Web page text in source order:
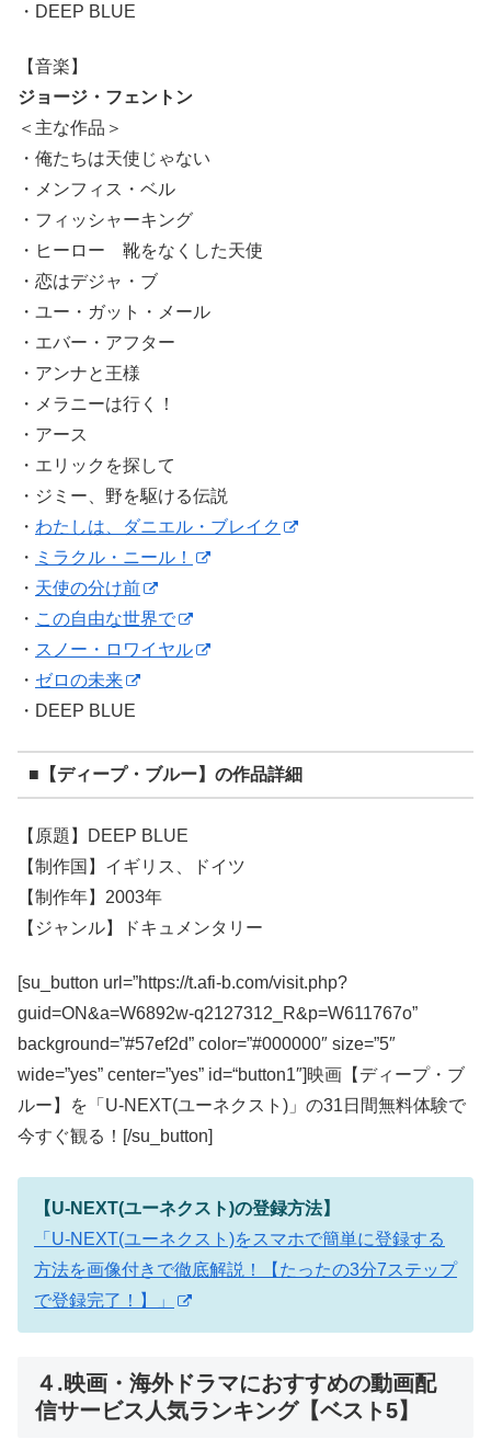
・DEEP BLUE
【音楽】
ジョージ・フェントン
＜主な作品＞
・俺たちは天使じゃない
・メンフィス・ベル
・フィッシャーキング
・ヒーロー 靴をなくした天使
・恋はデジャ・ブ
・ユー・ガット・メール
・エバー・アフター
・アンナと王様
・メラニーは行く！
・アース
・エリックを探して
・ジミー、野を駆ける伝説
・ わたしは、ダニエル・ブレイク
・ ミラクル・ニール！
・ 天使の分け前
・ この自由な世界で
・ スノー・ロワイヤル
・ ゼロの未来
・DEEP BLUE
■【ディープ・ブルー】の作品詳細
【原題】DEEP BLUE
【制作国】イギリス、ドイツ
【制作年】2003年
【ジャンル】ドキュメンタリー
[su_button url=”https://t.afi-b.com/visit.php?
guid=ON&a=W6892w-q2127312_R&p=W611767o”
background=”#57ef2d” color=”#000000″ size=”5″
wide=”yes” center=”yes” id=“button1″]映画【ディープ・ブ
ルー】を「U-NEXT(ユーネクスト)」の31日間無料体験で
今すぐ観る！[/su_button]
【U-NEXT(ユーネクスト)の登録方法】
「U-NEXT(ユーネクスト)をスマホで簡単に登録する
方法を画像付きで徹底解説！【たったの3分7ステップ
で登録完了！】」
４.映画・海外ドラマにおすすめの動画配
信サービス人気ランキング【ベスト5】